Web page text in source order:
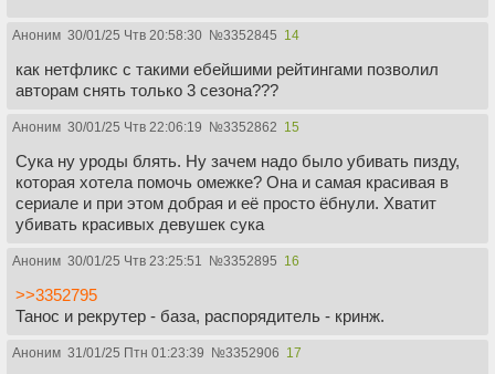
Аноним 30/01/25 Чтв 20:58:30 №3352845 14
как нетфликс с такими ебейшими рейтингами позволил
авторам снять только 3 сезона???
Аноним 30/01/25 Чтв 22:06:19 №3352862 15
Сука ну уроды блять. Ну зачем надо было убивать пизду,
которая хотела помочь омежке? Она и самая красивая в
сериале и при этом добрая и её просто ёбнули. Хватит
убивать красивых девушек сука
Аноним 30/01/25 Чтв 23:25:51 №3352895 16
>>3352795
Танос и рекрутер - база, распорядитель - кринж.
Аноним 31/01/25 Птн 01:23:39 №3352906 17